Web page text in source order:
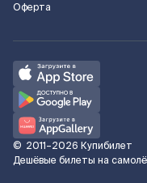
Оферта
© 2011–2026 Купибилет
Дешёвые билеты на